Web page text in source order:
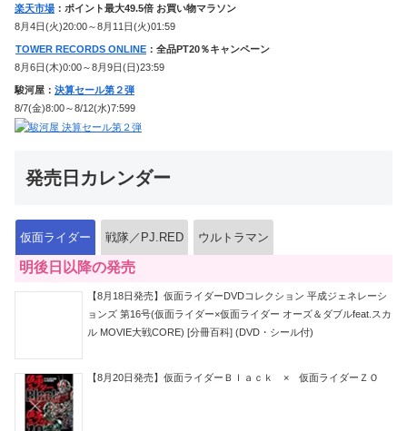
楽天市場 ：ポイント最大49.5倍 お買い物マラソン
8月4日(火)20:00～8月11日(火)01:59
TOWER RECORDS ONLINE ：全品PT20％キャンペーン
8月6日(木)0:00～8月9日(日)23:59
駿河屋： 決算セール第２弾
8/7(金)8:00～8/12(水)7:599
発売日カレンダー
仮面ライダー 戦隊／PJ.RED ウルトラマン
明後日以降の発売
【8月18日発売】仮面ライダーDVDコレクション 平成ジェネレーシ
ョンズ 第16号(仮面ライダー×仮面ライダー オーズ＆ダブルfeat.スカ
ル MOVIE大戦CORE) [分冊百科] (DVD・シール付)
【8月20日発売】仮面ライダーＢｌａｃｋ × 仮面ライダーＺＯ